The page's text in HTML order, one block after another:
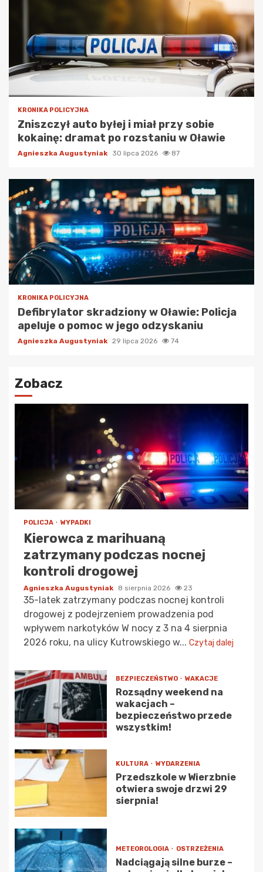
KRONIKA POLICYJNA
Zniszczył auto byłej i miał przy sobie
kokainę: dramat po rozstaniu w Oławie
Agnieszka Augustyniak 30 lipca 2026 87
KRONIKA POLICYJNA
Defibrylator skradziony w Oławie: Policja
apeluje o pomoc w jego odzyskaniu
Agnieszka Augustyniak 29 lipca 2026 74
Zobacz
POLICJA WYPADKI
Kierowca z marihuaną
zatrzymany podczas nocnej
kontroli drogowej
Agnieszka Augustyniak 8 sierpnia 2026 23
35-latek zatrzymany podczas nocnej kontroli
drogowej z podejrzeniem prowadzenia pod
wpływem narkotyków W nocy z 3 na 4 sierpnia
2026 roku, na ulicy Kutrowskiego w... Czytaj dalej
BEZPIECZEŃSTWO WAKACJE
Rozsądny weekend na
wakacjach –
bezpieczeństwo przede
wszystkim!
KULTURA WYDARZENIA
Przedszkole w Wierzbnie
otwiera swoje drzwi 29
sierpnia!
METEOROLOGIA OSTRZEŻENIA
Nadciągają silne burze –